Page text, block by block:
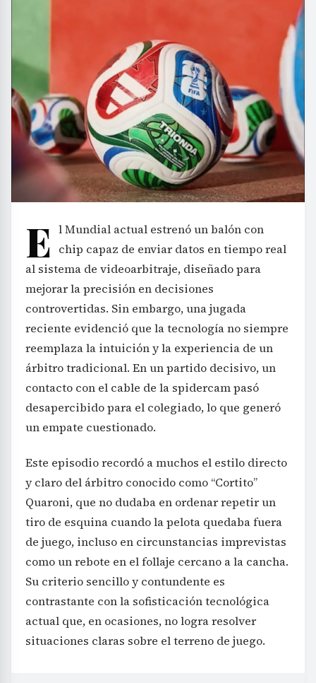
E l Mundial actual estrenó un balón con
chip capaz de enviar datos en tiempo real
al sistema de videoarbitraje, diseñado para
mejorar la precisión en decisiones
controvertidas. Sin embargo, una jugada
reciente evidenció que la tecnología no siempre
reemplaza la intuición y la experiencia de un
árbitro tradicional. En un partido decisivo, un
contacto con el cable de la spidercam pasó
desapercibido para el colegiado, lo que generó
un empate cuestionado.
Este episodio recordó a muchos el estilo directo
y claro del árbitro conocido como “Cortito”
Quaroni, que no dudaba en ordenar repetir un
tiro de esquina cuando la pelota quedaba fuera
de juego, incluso en circunstancias imprevistas
como un rebote en el follaje cercano a la cancha.
Su criterio sencillo y contundente es
contrastante con la sofisticación tecnológica
actual que, en ocasiones, no logra resolver
situaciones claras sobre el terreno de juego.